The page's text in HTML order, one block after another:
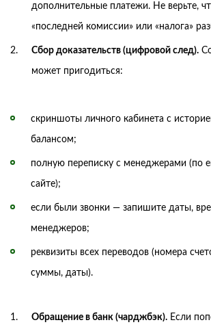
дополнительные платежи. Не верьте,
«последней комиссии» или «налога»
Сбор доказательств (цифровой след).
может пригодиться:
скриншоты личного кабинета с
балансом;
полную переписку с менеджерами (по
сайте);
если были звонки — запишите даты,
менеджеров;
реквизиты всех переводов (номера
суммы, даты).
Обращение в банк (чарджбэк). Если